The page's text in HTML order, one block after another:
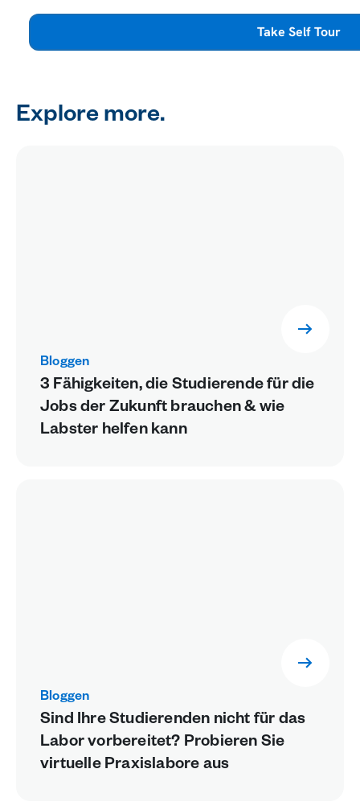
Take Self Tour
Explore more.
Bloggen
3 Fähigkeiten, die Studierende für die
Jobs der Zukunft brauchen & wie
Labster helfen kann
Bloggen
Sind Ihre Studierenden nicht für das
Labor vorbereitet? Probieren Sie
virtuelle Praxislabore aus